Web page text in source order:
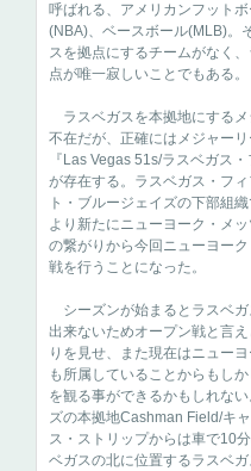
呼ばれる、アメリカンフット
(NBA)、ベースボール(MLB)。
スを拠点にするチームがなく
点が唯一寂しいことでもある。
ラスベガスを本拠地にする
不在だが、正確にはメジャー
『Las Vegas 51s/ラスベガス
が存在する。ラスベガス・フ
ト・ブルージェイズの下部組
より新たにニューヨーク・メ
の繋がりから今回ニューヨー
戦を行うことになった。
シーズンが始まるとラスベ
出来ないためオープン戦と言
りを見せ、また現在はニュー
も所属していることからもし
を観る事ができるかもしれな
ズの本拠地Cashman Field/キ
ス・ストリップからは車で10
ベガスの北に位置するラスベ